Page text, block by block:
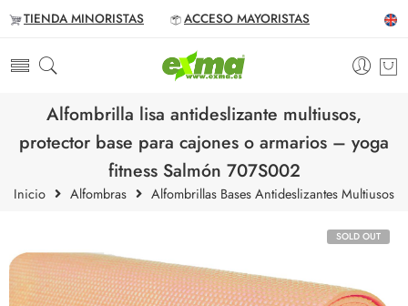
TIENDA MINORISTAS ACCESO MAYORISTAS
Alfombrilla lisa antideslizante multiusos,
protector base para cajones o armarios – yoga
fitness Salmón 707S002
Inicio Alfombras Alfombrillas Bases Antideslizantes Multiusos
SOLD OUT